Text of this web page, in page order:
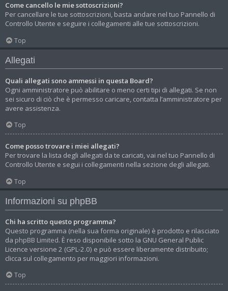
Come cancello le mie sottoscrizioni?
Per cancellare le tue sottoscrizioni, basta andare nel tuo Pannello di
Controllo Utente e seguire i collegamenti alle tue sottoscrizioni.
Top
Allegati
Quali allegati sono ammessi in questa Board?
Ogni amministratore può abilitare o meno certi tipi di allegati. Se non
sei sicuro di ciò che è permesso caricare, contatta l’amministratore per
avere assistenza.
Top
Come posso trovare i miei allegati?
Per trovare la lista degli allegati da te caricati, vai nel tuo Pannello di
Controllo Utente e segui i collegamenti nella sezione degli allegati.
Top
Informazioni su phpBB
Chi ha scritto questo programma?
Questo programma (nella sua forma originale) è prodotto e rilasciato
da phpBB Limited. È reso disponibile sotto la GNU General Public
Licence versione 2 (GPL-2.0) e può essere liberamente distribuito;
clicca sul collegamento per maggiori informazioni.
Top